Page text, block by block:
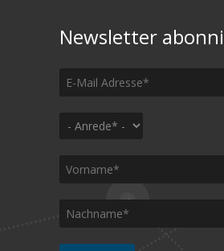
Newsletter
E-Mail Adresse*
Anrede*
Vorname *
Nachname*